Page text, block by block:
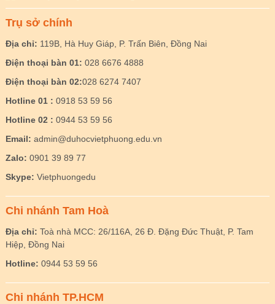
Trụ sở chính
Địa chỉ: 119B, Hà Huy Giáp, P. Trấn Biên, Đồng Nai
Điện thoại bàn 01: 028 6676 4888
Điện thoại bàn 02:028 6274 7407
Hotline 01 : 0918 53 59 56
Hotline 02 : 0944 53 59 56
Email: admin@duhocvietphuong.edu.vn
Zalo: 0901 39 89 77
Skype: Vietphuongedu
Chi nhánh Tam Hoà
Địa chỉ: Toà nhà MCC: 26/116A, 26 Đ. Đặng Đức Thuật, P. Tam
Hiệp, Đồng Nai
Hotline: 0944 53 59 56
Chi nhánh TP.HCM